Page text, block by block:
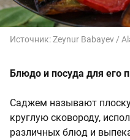
Источник:Zeynur Babayev /
Блюдо и посуда для его
Саджем называют
круглую сковороду,
различных блюд и